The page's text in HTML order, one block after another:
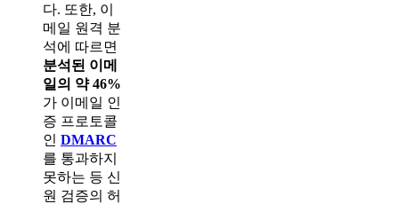
다. 또한, 이
메일 원격 분
석에 따르면
분석된 이메
일의 약 46%
가 이메일 인
증 프로토콜
인 DMARC
를 통과하지
못하는 등 신
원 검증의 허